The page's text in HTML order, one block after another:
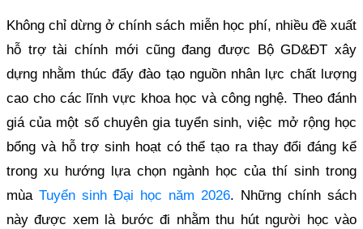
Không chỉ dừng ở chính sách miễn học phí, nhiều đề xuất
hỗ trợ tài chính mới cũng đang được Bộ GD&ĐT xây
dựng nhằm thúc đẩy đào tạo nguồn nhân lực chất lượng
cao cho các lĩnh vực khoa học và công nghệ. Theo đánh
giá của một số chuyên gia tuyển sinh, việc mở rộng học
bổng và hỗ trợ sinh hoạt có thể tạo ra thay đổi đáng kể
trong xu hướng lựa chọn ngành học của thí sinh trong
mùa Tuyển sinh Đại học năm 2026. Những chính sách
này được xem là bước đi nhằm thu hút người học vào